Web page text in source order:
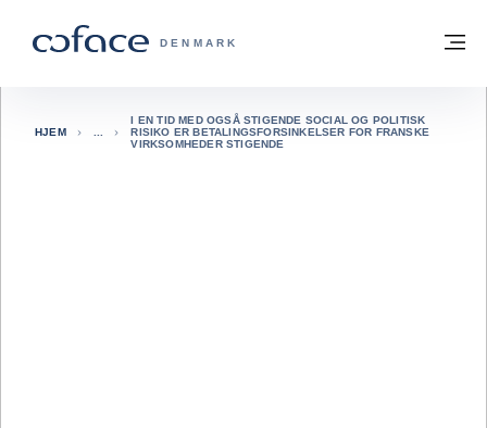
COFACE FOR TRADE - GRUPPENS
DENMARK
Tilbage til hjemmesiden
HJEM
I EN TID MED OGSÅ STIGENDE SOCIAL OG POLITISK
RISIKO ER BETALINGSFORSINKELSER FOR FRANSKE
VIRKSOMHEDER STIGENDE